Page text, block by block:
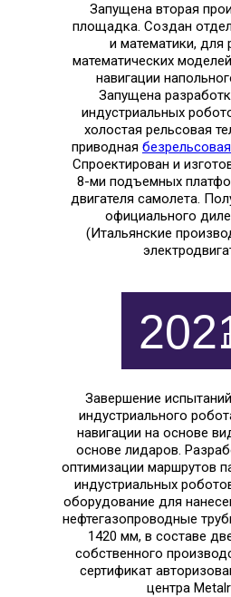
Запущена вторая
площадка. Создан
и математики, для
математических
навигации
Запущена
индустриальных
холостая рельсовая
приводная
Спроектирован и
8-ми подъемных
двигателя самолета.
официального
(Итальянские
Завершение
индустриального
навигации на основе
основе лидаров.
оптимизации маршрутов
индустриальных
оборудование для
нефтегазопроводные
1420 мм, в составе
собственного
сертификат
центра